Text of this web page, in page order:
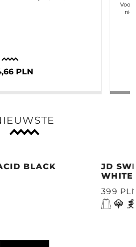
PLN
Voor
BLACK
JD
WHITE
399